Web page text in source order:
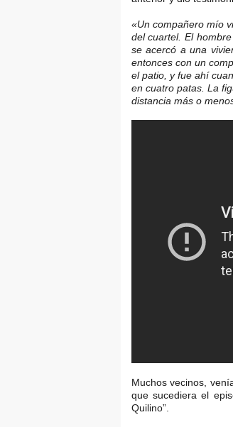
«Un compañero mío
del cuartel. El
se acercó a una
entonces con un
el patio, y fue ahí
en cuatro patas. La
distancia más o
Muchos vecinos,
que sucediera el
Quilino”.